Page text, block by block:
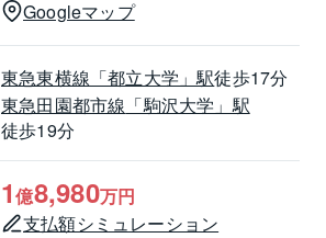
Googleマップ
東急東横線 「都立大学」駅徒歩17分
東急田園都市線 「駒沢大学」駅
徒歩19分
1億8,980万円
支払額シミュレーション